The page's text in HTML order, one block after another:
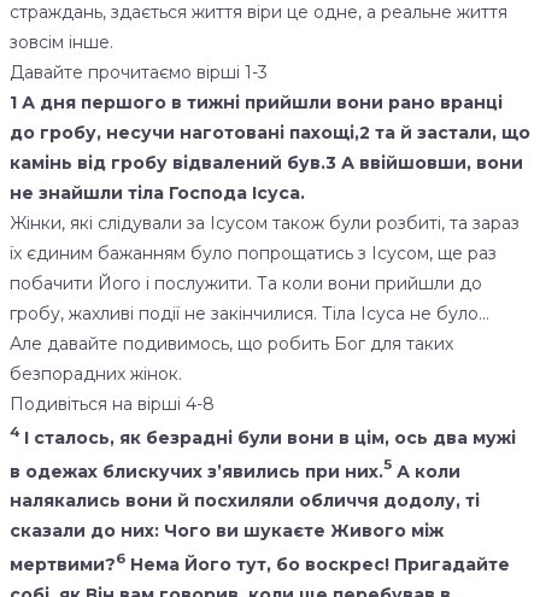
страждань, здається життя віри це одне, а реальне життя
зовсім інше.
Давайте прочитаємо вірші 1-3
1 А дня першого в тижні прийшли вони рано вранці
до гробу, несучи наготовані пахощі,2 та й застали, що
камінь від гробу відвалений був.3 А ввійшовши, вони
не знайшли тіла Господа Ісуса.
Жінки, які слідували за Ісусом також були розбиті, та зараз
їх єдиним бажанням було попрощатись з Ісусом, ще раз
побачити Його і послужити. Та коли вони прийшли до
гробу, жахливі події не закінчилися. Тіла Ісуса не було…
Але давайте подивимось, що робить Бог для таких
безпорадних жінок.
Подивіться на вірші 4-8
4І сталось, як безрадні були вони в цім, ось два мужі
в одежах блискучих з’явились при них.5 А коли
налякались вони й посхиляли обличчя додолу, ті
сказали до них: Чого ви шукаєте Живого між
мертвими?6 Нема Його тут, бо воскрес! Пригадайте